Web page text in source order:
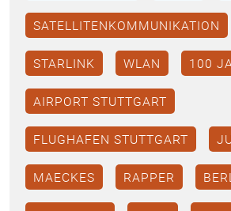
SATELLITENKOMMUNIKATION
STARLINK WLAN 100
AIRPORT STUTTGART
FLUGHAFEN STUTTGART
MAECKES RAPPER